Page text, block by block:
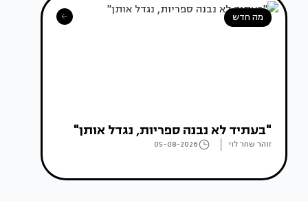
מה חדש
"בעתיד לא נבנה ספריות, נגדל אותן"
זוהר שחר לוי 05-08-2026